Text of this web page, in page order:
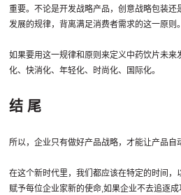
重要。不论是开发战略产品，创意战略包装
发展的规律，背离满足消费者需求的这一原则。
如果要用这一规律和原则来定义中药饮片未
化、快消化、年轻化、时尚化、国际化。
结 尾
所以，企业只有做好产品战略，才能让产品自
在这个新时代里，我们都应该在特定的时间
赋予每位企业家新的使命,如果企业不去追逐